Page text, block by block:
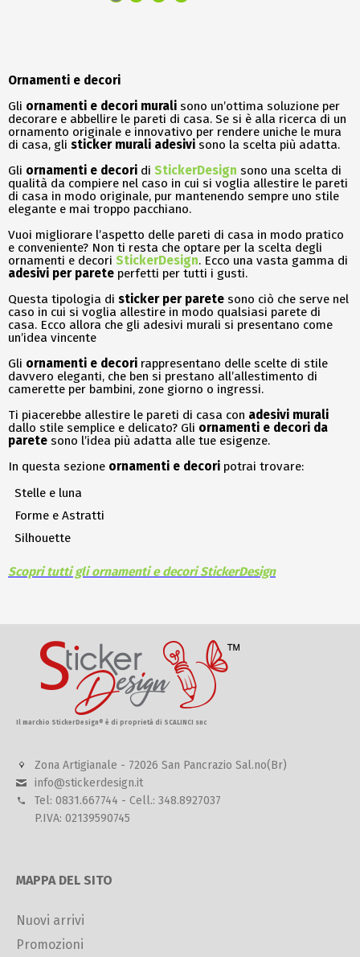
Ornamenti e decori
Gli ornamenti e decori murali sono un’ottima soluzione per
decorare e abbellire le pareti di casa. Se si è alla ricerca di un
ornamento originale e innovativo per rendere uniche le mura
di casa, gli sticker murali adesivi sono la scelta più adatta.
Gli ornamenti e decori di StickerDesign sono una scelta di
qualità da compiere nel caso in cui si voglia allestire le pareti
di casa in modo originale, pur mantenendo sempre uno stile
elegante e mai troppo pacchiano.
Vuoi migliorare l’aspetto delle pareti di casa in modo pratico
e conveniente? Non ti resta che optare per la scelta degli
ornamenti e decori StickerDesign. Ecco una vasta gamma di
adesivi per parete perfetti per tutti i gusti.
Questa tipologia di sticker per parete sono ciò che serve nel
caso in cui si voglia allestire in modo qualsiasi parete di
casa. Ecco allora che gli adesivi murali si presentano come
un’idea vincente
Gli ornamenti e decori rappresentano delle scelte di stile
davvero eleganti, che ben si prestano all’allestimento di
camerette per bambini, zone giorno o ingressi.
Ti piacerebbe allestire le pareti di casa con adesivi murali
dallo stile semplice e delicato? Gli ornamenti e decori da
parete sono l’idea più adatta alle tue esigenze.
In questa sezione ornamenti e decori potrai trovare:
Stelle e luna
Forme e Astratti
Silhouette
Scopri tutti gli ornamenti e decori StickerDesign
Il marchio StickerDesign® è di proprietà di SCALINCI snc
Zona Artigianale - 72026 San Pancrazio Sal.no(Br)
info@stickerdesign.it
Tel: 0831.667744 - Cell.: 348.8927037
P.IVA: 02139590745
MAPPA DEL SITO
Nuovi arrivi
Promozioni